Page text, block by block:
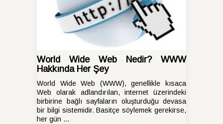
World Wide Web Nedir? WWW
Hakkında Her Şey
World Wide Web (WWW), genellikle kısaca
Web olarak adlandırılan, internet üzerindeki
birbirine bağlı sayfaların oluşturduğu devasa
bir bilgi sistemidir. Basitçe söylemek gerekirse,
her gün ...